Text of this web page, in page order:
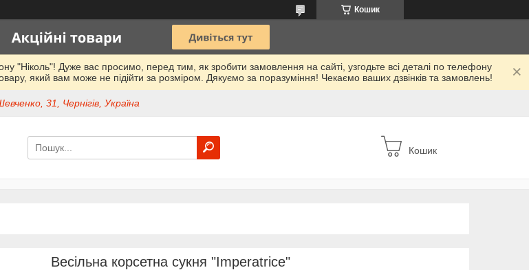
Кошик
"Ніколь"! Дуже вас просимо, перед тим, як зробити замовлення на сайті, узгодьте всі деталі по телефону
який вам може не підійти за розміром. Дякуємо за поразуміння! Чекаємо ваших дзвінків та замовлень!
31, Чернігів, Україна
Кошик
Весільна корсетна сукня "Imperatrice"